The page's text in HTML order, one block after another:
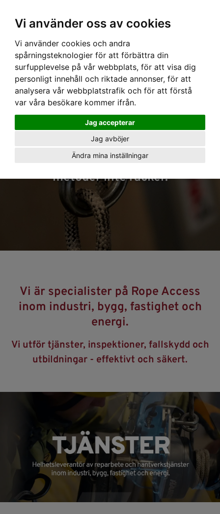
Vi använder oss av cookies
Vi använder cookies och andra
spårningsteknologier för att förbättra din
surfupplevelse på vår webbplats, för att visa dig
personligt innehåll och riktade annonser, för att
analysera vår webbplatstrafik och för att förstå
var våra besökare kommer ifrån.
Jag accepterar
Jag avböjer
Ändra mina inställningar
ARBETE PÅ HÖG
HÖJD
Säkra lösningar där andra
metoder inte räcker.
Vi är specialister på Rope Access
inom industri, bygg, fastighet och
energi.
Vi utför tjänster, inspektioner, fallskydd och
utbildningar - effektivt och säkert.